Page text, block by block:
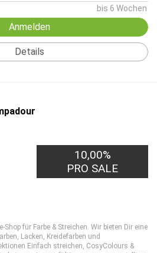
bis 6 Wochen
Anmelden
Details
10,00%
PRO SALE
für Farbe & Streichen. Wir bieten Dir eine
Lacken, Kreidefarben und
Einfach streichen, CosyColours &